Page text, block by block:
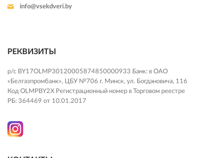
info@vsekdveri.by
РЕКВИЗИТЫ
р/с BY17OLMP30120005874850000933 Банк: в ОАО
«Белгазпромбанк», ЦБУ №706 г. Минск, ул. Богдановича, 116
Код OLMPBY2X Регистрационный номер в Торговом реестре
РБ: 364469 от 10.01.2017